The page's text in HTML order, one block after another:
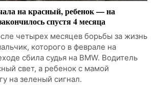
на красный, ребенок — на
спустя 4 месяца
четырех месяцев борьбы за жизнь
которого в феврале на
сбила судья на BMW. Водитель
свет, а ребенок с мамой
на зеленый сигнал.